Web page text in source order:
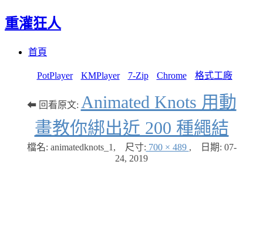
重灌狂人
首頁
PotPlayer KMPlayer 7-Zip Chrome 格式工廠
⬅ 回看原文: Animated Knots 用動
畫教你綁出近 200 種繩結
檔名: animatedknots_1 , 尺寸: 700 × 489 , 日期: 07-
24, 2019